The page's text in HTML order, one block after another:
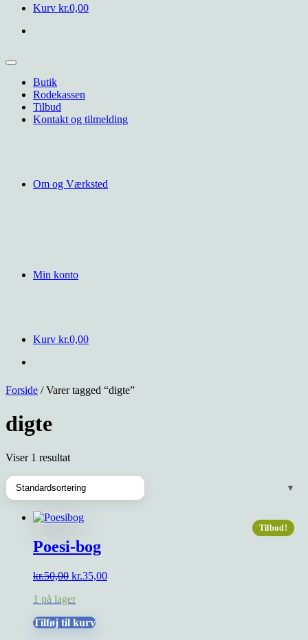
Kurv kr.0,00
Butik
Rodekassen
Tilbud
Kontakt og tilmelding
Om og Værksted
Min konto
Kurv kr.0,00
Forside / Varer tagged “digte”
digte
Viser 1 resultat
Tilbud!
Poesi-bog
kr.50,00 Den
pris
kr.50,00.
kr.35,00Den
1 på lager
Tilføj til kurv